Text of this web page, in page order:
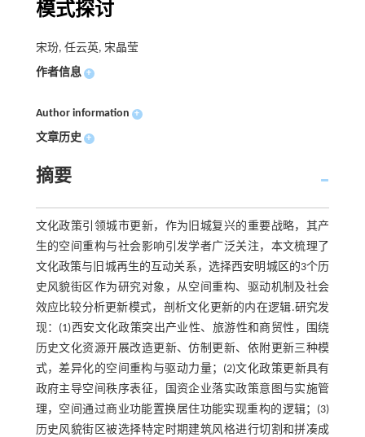
模式探讨
宋玢, 任云英, 宋晶莹
作者信息 +
Author information +
文章历史 +
摘要
文化政策引领城市更新，作为旧城复兴的重要战略，其产
生的空间重构与社会影响引发学者广泛关注，本文梳理了
文化政策与旧城再生的互动关系，选择西安明城区的3个历
史风貌街区作为研究对象，从空间重构、驱动机制及社会
效应比较分析更新模式，剖析文化更新的内在逻辑.研究发
现：(1)西安文化政策突出产业性、旅游性和商贸性，围绕
历史文化资源开展改造更新、仿制更新、依附更新三种模
式，差异化的空间重构与驱动力量；(2)文化政策更新具有
政府主导空间秩序表征，国资企业落实政策意图与实施管
理，空间通过商业功能置换居住功能实现重构的逻辑；(3)
历史风貌街区被选择特定时期建筑风格进行切割和拼凑成